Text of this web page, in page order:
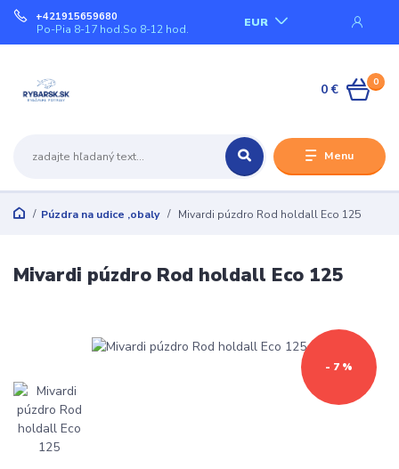
Menu
EUR
+421915659680
Po-Pia 8-17 hod.So 8-12 hod.
0
0 €
Púzdra na udice ,obaly Mivardi púzdro Rod holdall Eco 125
Mivardi púzdro Rod holdall Eco 125
- 7 %